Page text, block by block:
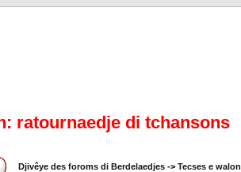
ratournaedje di tchansons
Djivêye des foroms di Berdelaedjes -> Tecses e walon